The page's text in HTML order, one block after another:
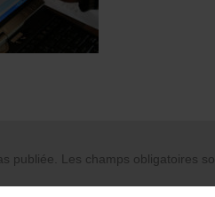
publiée. Les champs obligatoires